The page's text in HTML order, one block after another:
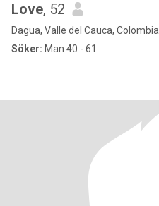
Love, 52
Dagua, Valle del Cauca, Colombia
Söker: Man 40 - 61